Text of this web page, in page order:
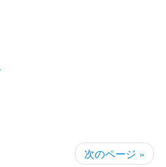
次のページ »